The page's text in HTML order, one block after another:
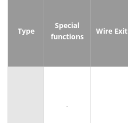
Type
Special
functions
Wire Exit
-